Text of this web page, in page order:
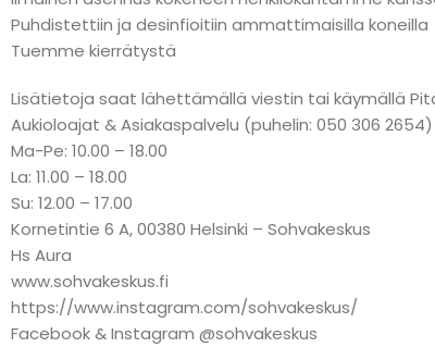
Puhdistettiin ja desinfioitiin ammattimaisilla koneilla
Tuemme kierrätystä
Lisätietoja saat lähettämällä viestin tai käymällä
Aukioloajat & Asiakaspalvelu (puhelin: 050 306 2654)
Ma-Pe: 10.00 – 18.00
La: 11.00 – 18.00
Su: 12.00 – 17.00
Kornetintie 6 A, 00380 Helsinki – Sohvakeskus
Hs Aura
www.sohvakeskus.fi
https://www.instagram.com/sohvakeskus/
Facebook & Instagram @sohvakeskus